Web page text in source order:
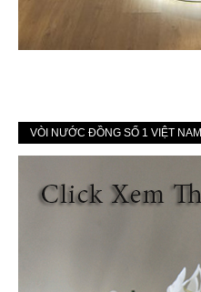
VÒI NƯỚC ĐỒNG SỐ 1 VIỆT NAM